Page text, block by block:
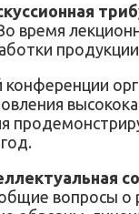
время
вопросы о